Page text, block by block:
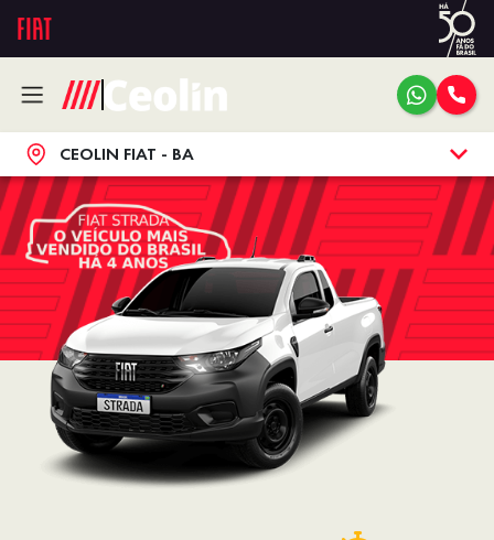
CEOLIN FIAT - BA